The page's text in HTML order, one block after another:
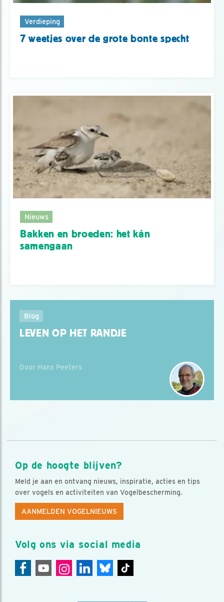
Verdieping
7 weetjes over de grote bonte specht
Nieuws
Bakken en broeden: het kán
samengaan
Blog
LEVEN OP HET RANDJE
Door Hans Peeters
Op de hoogte blijven?
Meld je aan en ontvang nieuws, inspiratie, acties en tips
over vogels en activiteiten van Vogelbescherming.
AANMELDEN VOGELNIEUWS
Volg ons via social media